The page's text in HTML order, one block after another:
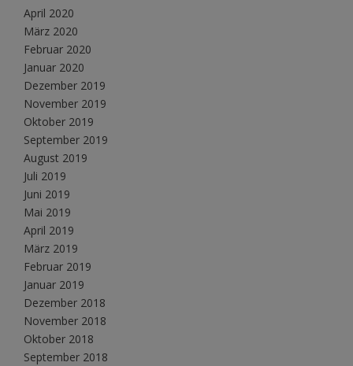
April 2020
März 2020
Februar 2020
Januar 2020
Dezember 2019
November 2019
Oktober 2019
September 2019
August 2019
Juli 2019
Juni 2019
Mai 2019
April 2019
März 2019
Februar 2019
Januar 2019
Dezember 2018
November 2018
Oktober 2018
September 2018